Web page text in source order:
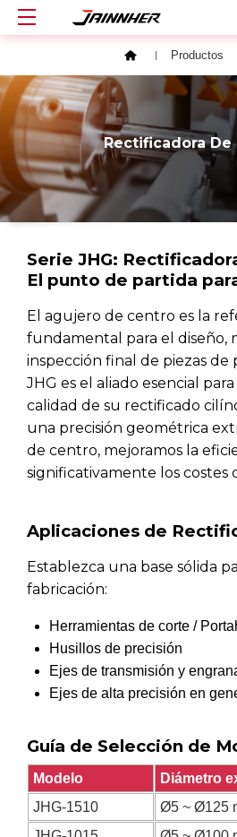
Productos
Rectificadora De
Serie JHG:
El punto de partida
El agujero de centro es la
fundamental para el diseño,
inspección final de piezas de
JHG es el aliado esencial
calidad de su rectificado
una precisión geométrica
de centro, mejoramos la
significativamente los costes
Aplicaciones de
Establezca una base sólida
fabricación:
Herramientas de corte /
Husillos de precisión
Ejes de transmisión y
Ejes de alta precisión en
Guía de Selección de
Modelo
Diámetro
JHG-1510
Ø5 ~ Ø125